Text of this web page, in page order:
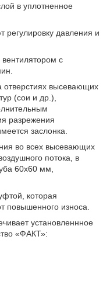
в уплотненное
давления и
с
отверстиях высевающих
(сои и др.),
разрежения
заслонка.
во всех высевающих
потока, в
60х60 мм,
которая
повышенного износа.
установленнное
«ФАКТ»: